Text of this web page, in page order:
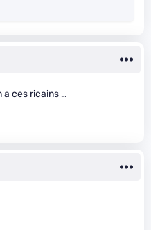
a ces ricains …